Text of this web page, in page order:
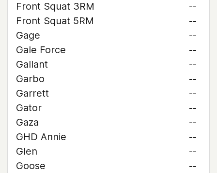
Front Squat 3RM
--
Front Squat 5RM
--
Gage
--
Gale Force
--
Gallant
--
Garbo
--
Garrett
--
Gator
--
Gaza
--
GHD Annie
--
Glen
--
Goose
--